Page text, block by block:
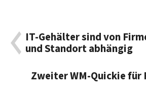
IT-Gehälter sind von
und Standort abhängig
Zweiter WM-Quickie für